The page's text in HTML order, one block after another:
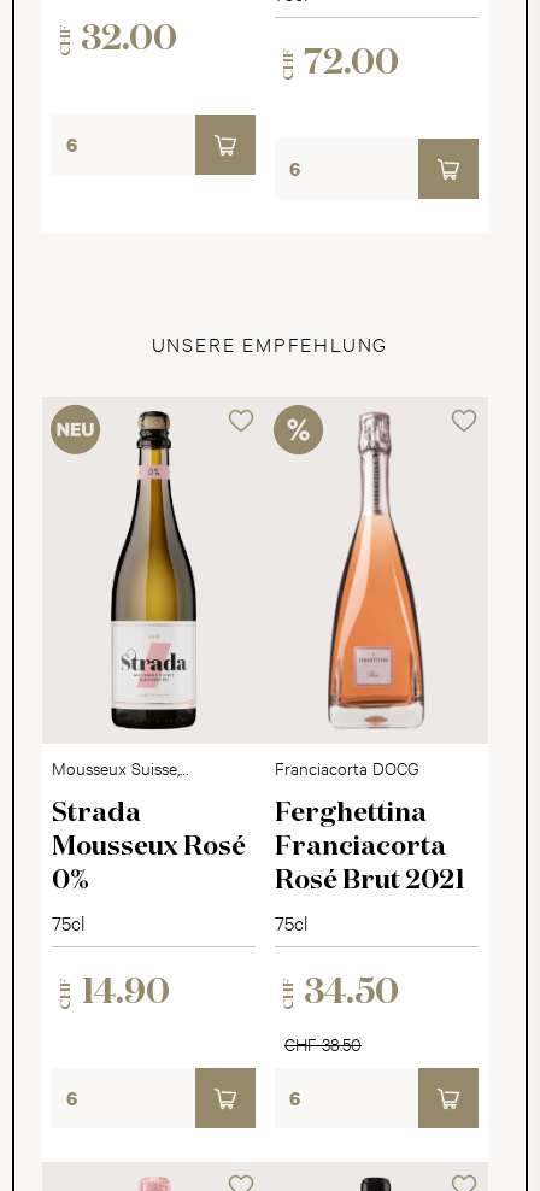
CHF 32.00
CHF 72.00
UNSERE EMPFEHLUNG
Mousseux Suisse,
alkoholfrei
Strada
Mousseux Rosé
0%
75cl
CHF 14.90
Franciacorta DOCG
Ferghettina
Franciacorta
Rosé Brut 2021
75cl
CHF 34.50
CHF 38.50